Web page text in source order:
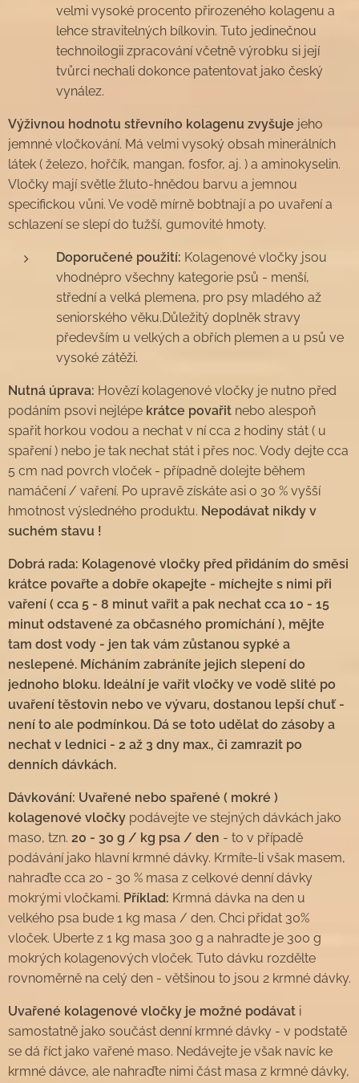
velmi vysoké procento přirozeného kolagenu a
lehce stravitelných bílkovin. Tuto jedinečnou
technoilogii zpracování včetně výrobku si její
tvůrci nechali dokonce patentovat jako český
vynález.
Výživnou hodnotu střevního kolagenu zvyšuje jeho
jemnné vločkování. Má velmi vysoký obsah minerálních
látek ( železo, hořčík, mangan, fosfor, aj. ) a aminokyselin.
Vločky mají světle žluto-hnědou barvu a jemnou
specifickou vůni. Ve vodě mírně bobtnají a po uvaření a
schlazení se slepí do tužší, gumovité hmoty.
Doporučené použití: Kolagenové vločky jsou
vhodnépro všechny kategorie psů - menší,
střední a velká plemena, pro psy mladého až
seniorského věku.Důležitý doplněk stravy
především u velkých a obřích plemen a u psů ve
vysoké zátěži.
Nutná úprava: Hovězí kolagenové vločky je nutno před
podáním psovi nejlépe krátce povařit nebo alespoň
spařit horkou vodou a nechat v ní cca 2 hodiny stát ( u
spaření ) nebo je tak nechat stát i přes noc. Vody dejte cca
5 cm nad povrch vloček - případně dolejte během
namáčení / vaření. Po upravě získáte asi o 30 % vyšší
hmotnost výsledného produktu. Nepodávat nikdy v
suchém stavu !
Dobrá rada: Kolagenové vločky před přidáním do směsi
krátce povařte a dobře okapejte - míchejte s nimi při
vaření ( cca 5 - 8 minut vařit a pak nechat cca 10 - 15
minut odstavené za občasného promíchání ), mějte
tam dost vody - jen tak vám zůstanou sypké a
neslepené. Mícháním zabráníte jejich slepení do
jednoho bloku. Ideální je vařit vločky ve vodě slité po
uvaření těstovin nebo ve vývaru, dostanou lepší chuť -
není to ale podmínkou. Dá se toto udělat do zásoby a
nechat v lednici - 2 až 3 dny max., či zamrazit po
denních dávkách.
Dávkování: Uvařené nebo spařené ( mokré )
kolagenové vločky podávejte ve stejných dávkách jako
maso, tzn. 20 - 30 g / kg psa / den - to v případě
podávání jako hlavní krmné dávky. Krmíte-li však masem,
nahraďte cca 20 - 30 % masa z celkové denní dávky
mokrými vločkami. Příklad: Krmná dávka na den u
velkého psa bude 1 kg masa / den. Chci přidat 30%
vloček. Uberte z 1 kg masa 300 g a nahradte je 300 g
mokrých kolagenových vloček. Tuto dávku rozdělte
rovnoměrně na celý den - většinou to jsou 2 krmné dávky.
Uvařené kolagenové vločky je možné podávat i
samostatně jako součást denní krmné dávky - v podstatě
se dá říct jako vařené maso. Nedávejte je však navíc ke
krmné dávce, ale nahraďte nimi část masa z krmné dávky,